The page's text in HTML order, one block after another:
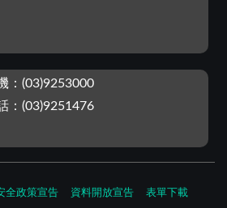
：(03)9253000
：(03)9251476
全政策宣告 資料開放宣告 表單下載